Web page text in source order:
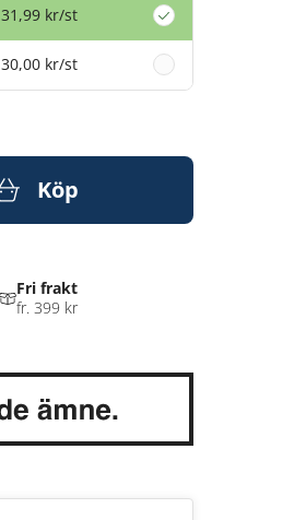
31,99 kr/st
30,00 kr/st
Köp
Fri frakt
fr. 399 kr